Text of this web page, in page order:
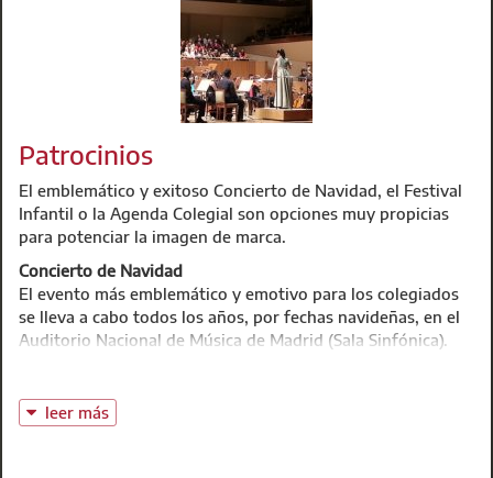
Patrocinios
El emblemático y exitoso Concierto de Navidad, el Festival
Infantil o la Agenda Colegial son opciones muy propicias
para potenciar la imagen de marca.
Concierto de Navidad
El evento más emblemático y emotivo para los colegiados
se lleva a cabo todos los años, por fechas navideñas, en el
Auditorio Nacional de Música de Madrid (Sala Sinfónica).
Con más de 20 ediciones, representa uno de los eventos
más tradicionales e importantes que el Colegio desarrolla
leer más